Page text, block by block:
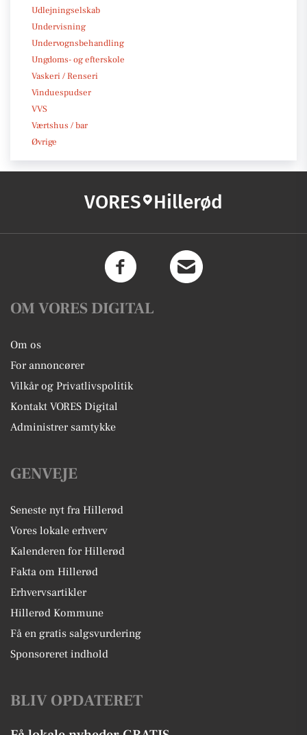
Udlejningselskab
Undervisning
Undervognsbehandling
Ungdoms- og efterskole
Vaskeri / Renseri
Vinduespudser
VVS
Værtshus / bar
Øvrige
VORES Hillerød
OM VORES DIGITAL
Om os
For annoncører
Vilkår og Privatlivspolitik
Kontakt VORES Digital
Administrer samtykke
GENVEJE
Seneste nyt fra Hillerød
Vores lokale erhverv
Kalenderen for Hillerød
Fakta om Hillerød
Erhvervsartikler
Hillerød Kommune
Få en gratis salgsvurdering
Sponsoreret indhold
BLIV OPDATERET